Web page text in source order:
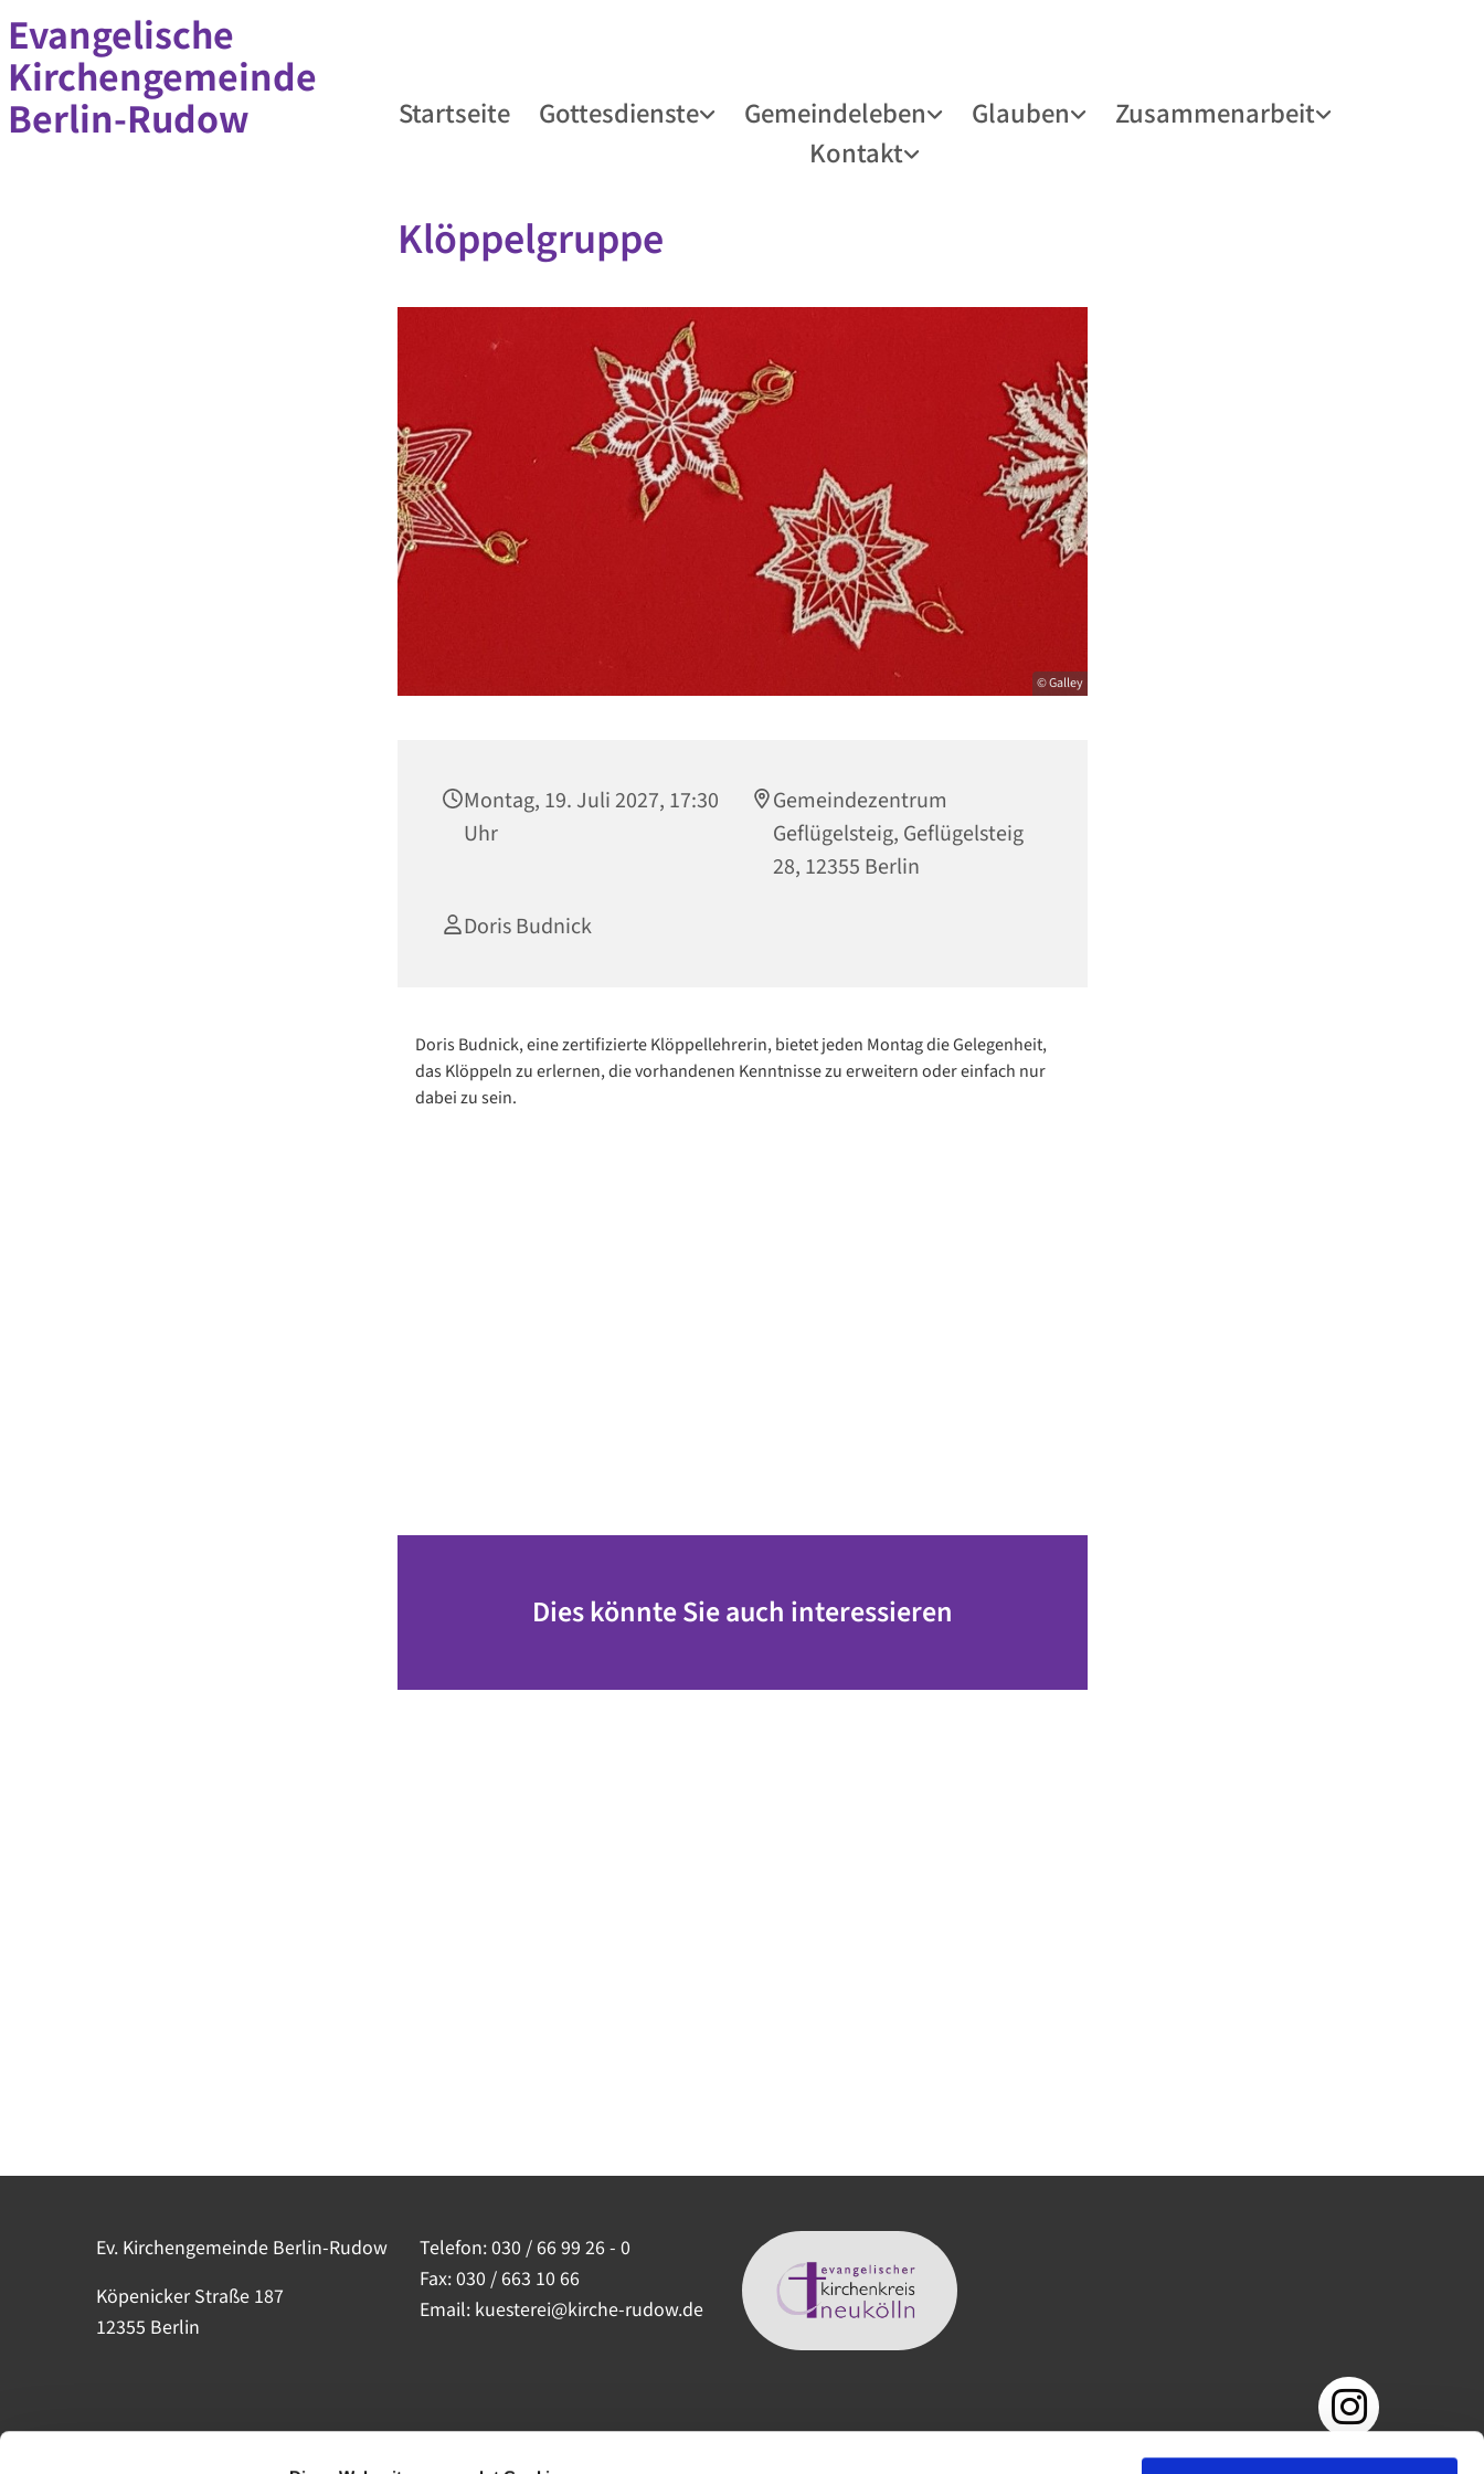
Evangelische
Kirchengemeinde
Berlin-Rudow
Startseite Gottesdienste Gemeindeleben Glauben
Zusammenarbeit
Kontakt
Klöppelgruppe
© Galley
Montag, 19. Juli 2027, 17:30
Uhr
Gemeindezentrum
Geflügelsteig, Geflügelsteig
28, 12355 Berlin
Doris Budnick
Doris Budnick, eine zertifizierte Klöppellehrerin, bietet jeden Montag die Gelegenheit,
das Klöppeln zu erlernen, die vorhandenen Kenntnisse zu erweitern oder einfach nur
dabei zu sein.
Dies könnte Sie auch interessieren
Ev. Kirchengemeinde Berlin-Rudow
Köpenicker Straße 187
12355 Berlin
Telefon:030 / 66 99 26 - 0
Fax: 030 / 663 10 66
Email: kuesterei@kirche-rudow.de